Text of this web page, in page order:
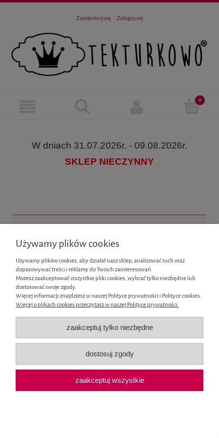
Zarejestruj się Zaloguj się
W dniach 31.07.2026r. - 09.08.2026r.
SKLEP NIECZYNNY
Moje konto
Płatności i dostawa
O nas
pokaż pełną wersję strony
Sklep internetowy Shoper.pl
Używamy plików cookies
Używamy plików cookies, aby działał nasz sklep, analizować ruch oraz
dopasowywać treści i reklamy do Twoich zainteresowań.
Możesz zaakceptować wszystkie pliki cookies, wybrać tylko niezbędne lub
dostosować swoje zgody.
Więcej informacji znajdziesz w naszej Polityce prywatności i Polityce cookies.
Więcej o plikach cookies przeczytasz w naszej Polityce prywatności.
zaakceptuj tylko niezbędne
dostosuj zgody
zaakceptuj wszystkie